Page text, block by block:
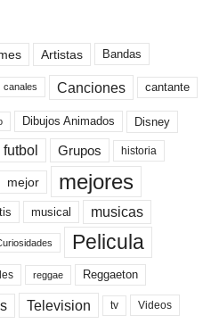
Artistas Bandas
canales Canciones cantante
Dibujos Animados Disney
futbol Grupos historia
mejor mejores
musical musicas
Pelicula
reggae Reggaeton
Television tv Videos